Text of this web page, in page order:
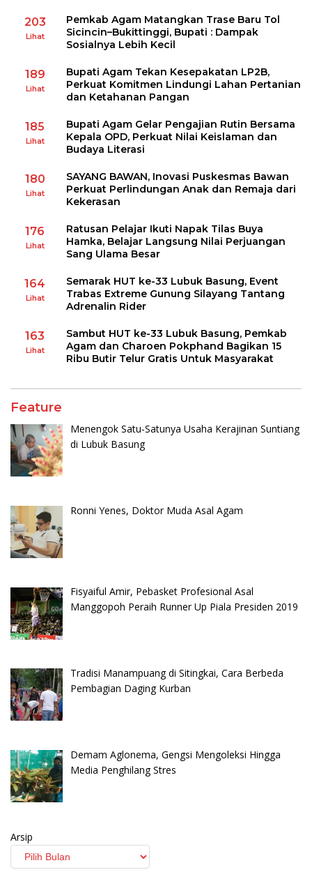
203
Lihat
Pemkab Agam Matangkan Trase Baru Tol
Sicincin–Bukittinggi, Bupati : Dampak
Sosialnya Lebih Kecil
189
Lihat
Bupati Agam Tekan Kesepakatan LP2B,
Perkuat Komitmen Lindungi Lahan Pertanian
dan Ketahanan Pangan
185
Lihat
Bupati Agam Gelar Pengajian Rutin Bersama
Kepala OPD, Perkuat Nilai Keislaman dan
Budaya Literasi
180
Lihat
SAYANG BAWAN, Inovasi Puskesmas Bawan
Perkuat Perlindungan Anak dan Remaja dari
Kekerasan
176
Lihat
Ratusan Pelajar Ikuti Napak Tilas Buya
Hamka, Belajar Langsung Nilai Perjuangan
Sang Ulama Besar
164
Lihat
Semarak HUT ke-33 Lubuk Basung, Event
Trabas Extreme Gunung Silayang Tantang
Adrenalin Rider
163
Lihat
Sambut HUT ke-33 Lubuk Basung, Pemkab
Agam dan Charoen Pokphand Bagikan 15
Ribu Butir Telur Gratis Untuk Masyarakat
Feature
Menengok Satu-Satunya Usaha Kerajinan Suntiang
di Lubuk Basung
Ronni Yenes, Doktor Muda Asal Agam
Fisyaiful Amir, Pebasket Profesional Asal
Manggopoh Peraih Runner Up Piala Presiden 2019
Tradisi Manampuang di Sitingkai, Cara Berbeda
Pembagian Daging Kurban
Demam Aglonema, Gengsi Mengoleksi Hingga
Media Penghilang Stres
Arsip